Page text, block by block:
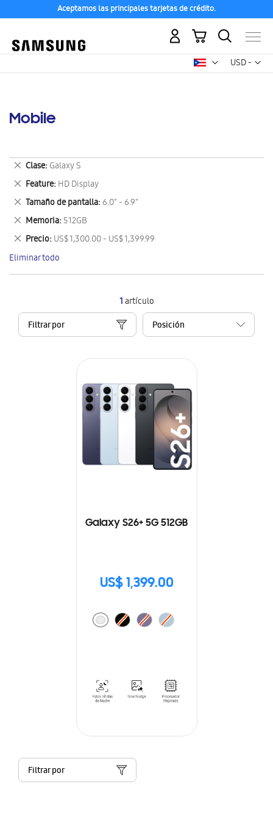
Aceptamos las principales tarjetas de crédito.
USD -
dólar
Mi carrito
Mobile
1artículo
Filtrar por
Galaxy S26+ 5G 512GB
US$ 1,399.00
Filtrar por
Clase Galaxy S
Eliminar
este
artículo
Feature HD Display
Eliminar
este
artículo
Tamaño de pantalla 6.0" - 6.9"
Eliminar
este
artículo
Memoria 512GB
Eliminar
este
artículo
Precio US$ 1,300.00 - US$ 1,399.99
Eliminar
este
artículo
Eliminar todo